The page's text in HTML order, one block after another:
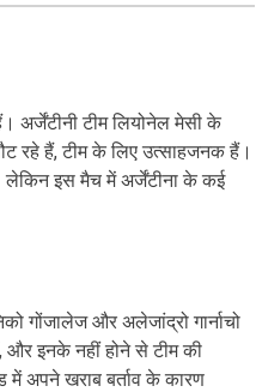
अर्जेंटीनी टीम लियोनेल मेसी के
रहे हैं, टीम के लिए उत्साहजनक हैं।
लेकिन इस मैच में अर्जेंटीना के कई
गोंजालेज और अलेजांद्रो गार्नाचो
इनके नहीं होने से टीम की
में अपने खराब बर्ताव के कारण